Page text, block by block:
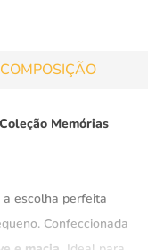
COMPOSIÇÃO
Memórias
a escolha perfeita
Confeccionada